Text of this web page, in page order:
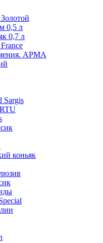
0,5 л
0,7 л
АРМА
Sargis
коньяк